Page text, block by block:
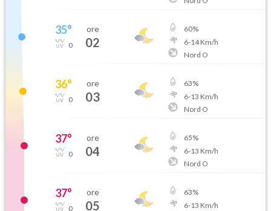
35°
0
ore
02
60%
6-14Km/h
Nord O
36°
0
ore
03
63%
6-13 Km/h
Nord O
37°
0
ore
04
65%
6-13 Km/h
Nord O
37°
0
ore
05
63%
6-13 Km/h